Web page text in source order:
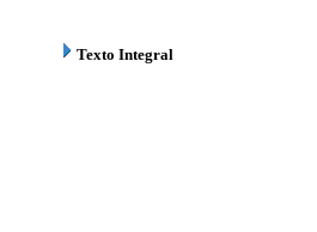
Texto Integral